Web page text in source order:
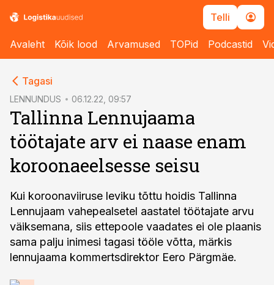
Telli
Avaleht Kõik lood Arvamused TOPid Podcastid
Tagasi
LENNUNDUS 06.12.22, 09:57
Tallinna Lennujaama
töötajate arv ei naase enam
koroonaeelsesse seisu
Kui koroonaviiruse leviku tõttu hoidis Tallinna
Lennujaam vahepealsetel aastatel töötajate arvu
väiksemana, siis ettepoole vaadates ei ole plaanis
sama palju inimesi tagasi tööle võtta, märkis
lennujaama kommertsdirektor Eero Pärgmäe.